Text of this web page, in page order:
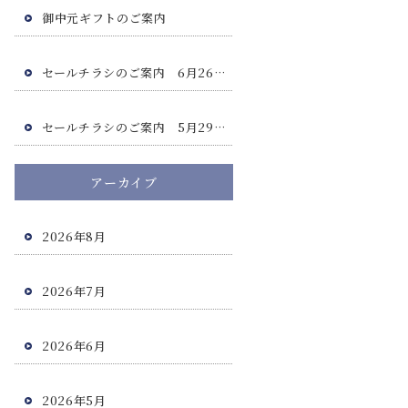
御中元ギフトのご案内
セールチラシのご案内 6月26日(金)・6月27日(土)
セールチラシのご案内 5月29日(金)・5月30日(土)
アーカイブ
2026年8月
2026年7月
2026年6月
2026年5月